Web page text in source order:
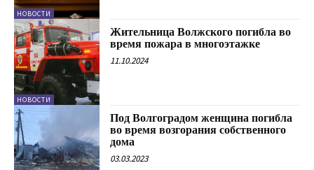
НОВОСТИ
НОВОСТИ
Жительница Волжского погибла во
время пожара в многоэтажке
11.10.2024
Под Волгоградом женщина погибла
во время возгорания собственного
дома
03.03.2023